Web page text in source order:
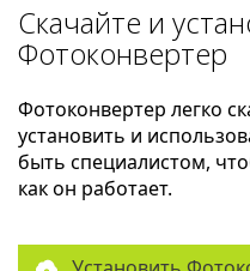
Скачайте и
Фотоконвертер
Фотоконвертер легко
установить и
быть специалистом,
как он работает.